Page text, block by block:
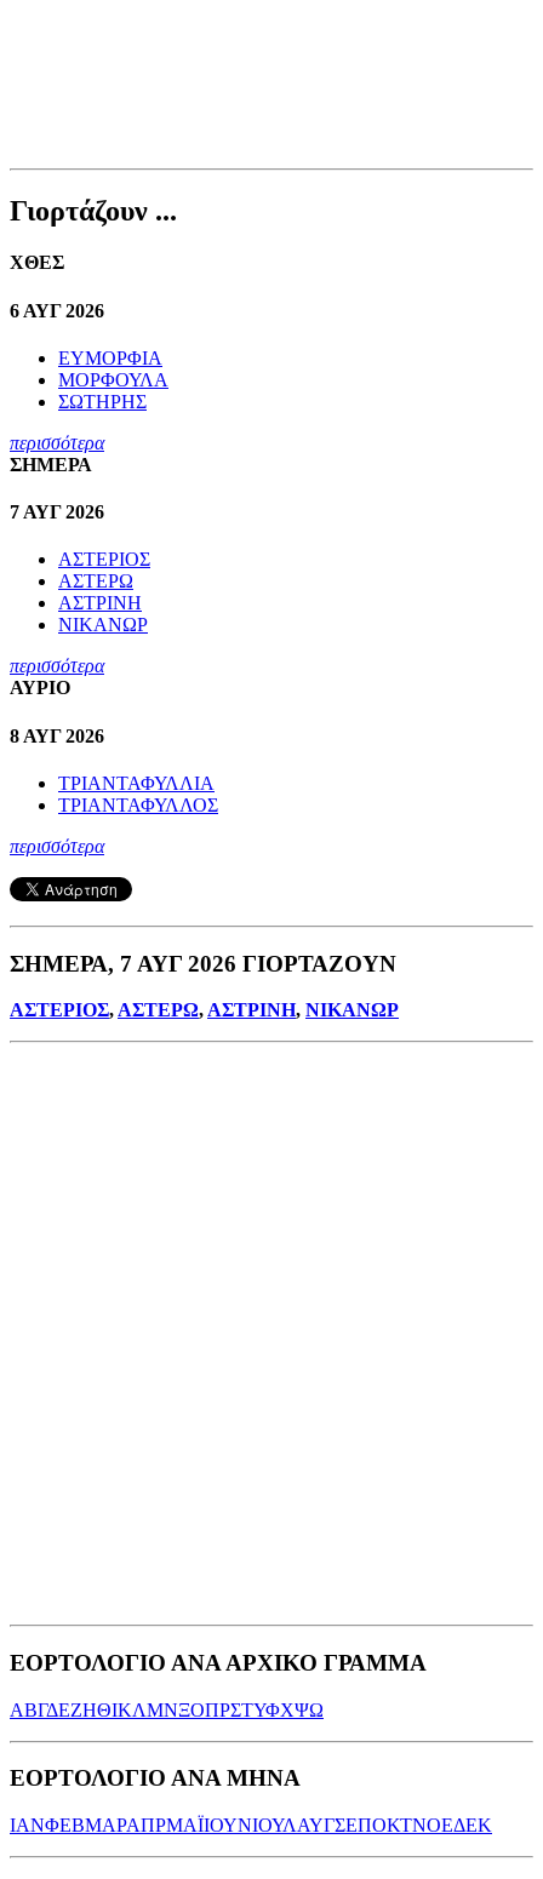
Γιορτάζουν ...
ΧΘΕΣ
6 ΑΥΓ 2026
ΕΥΜΟΡΦΙΑ
ΜΟΡΦΟΥΛΑ
ΣΩΤΗΡΗΣ
περισσότερα
ΣΗΜΕΡΑ
7 ΑΥΓ 2026
ΑΣΤΕΡΙΟΣ
ΑΣΤΕΡΩ
ΑΣΤΡΙΝΗ
ΝΙΚΑΝΩΡ
περισσότερα
ΑΥΡΙΟ
8 ΑΥΓ 2026
ΤΡΙΑΝΤΑΦΥΛΛΙΑ
ΤΡΙΑΝΤΑΦΥΛΛΟΣ
περισσότερα
ΣΗΜΕΡΑ, 7 ΑΥΓ 2026 ΓΙΟΡΤΑΖΟΥΝ
ΑΣΤΕΡΙΟΣ, ΑΣΤΕΡΩ, ΑΣΤΡΙΝΗ, ΝΙΚΑΝΩΡ
ΕΟΡΤΟΛΟΓΙΟ ΑΝΑ ΑΡΧΙΚΟ ΓΡΑΜΜΑ
ΑΒΓΔΕΖΗΘΙΚΛΜΝΞΟΠΡΣΤΥΦΧΨΩ
ΕΟΡΤΟΛΟΓΙΟ ΑΝΑ ΜΗΝΑ
ΙΑΝΦΕΒΜΑΡΑΠΡΜΑΪΙΟΥΝΙΟΥΛΑΥΓΣΕΠΟΚΤΝΟΕΔΕΚ